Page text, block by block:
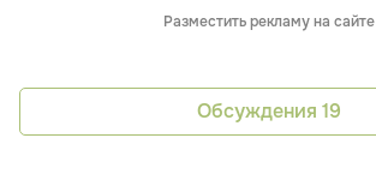
Разместить рекламу на сайте
Обсуждения 19